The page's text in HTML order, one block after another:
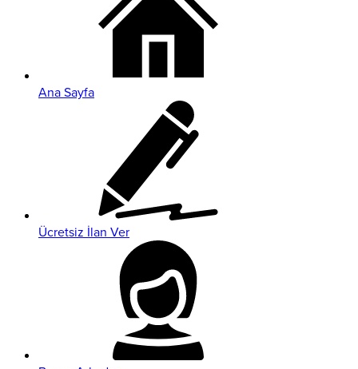
Ana Sayfa
Ücretsiz İlan Ver